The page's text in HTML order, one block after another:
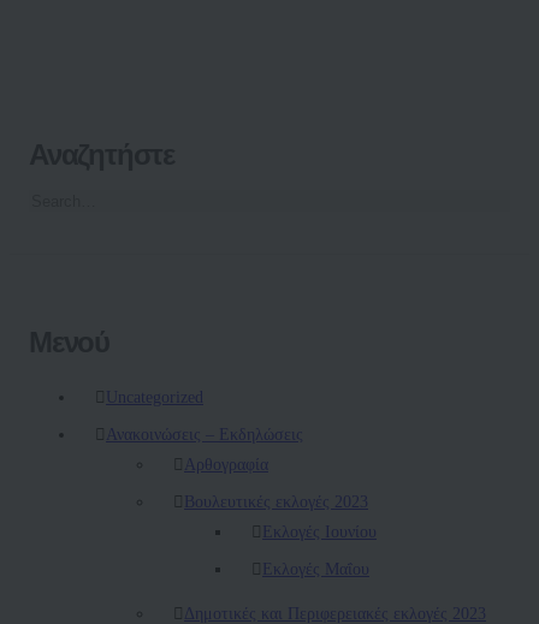
Uncategorized
Ανακοινώσεις – Εκδηλώσεις
Αρθογραφία
Βουλευτικές εκλογές 2023
Εκλογές Ιουνίου
Εκλογές Μαΐου
Δημοτικές και Περιφερειακές εκλογές 2023